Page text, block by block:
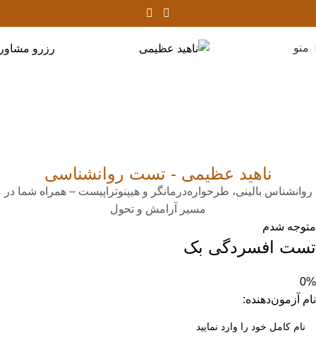
منو رزرو
ناهید عظیمی - تست روانشناسی
روانشناس بالینی، طرحواره‌درمانگر و هیپنوتراپیست – همراه شما در
مسیر آرامش و تحول
متوجه شدم
تست افسردگی بک
0%
نام آزمون‌دهنده: